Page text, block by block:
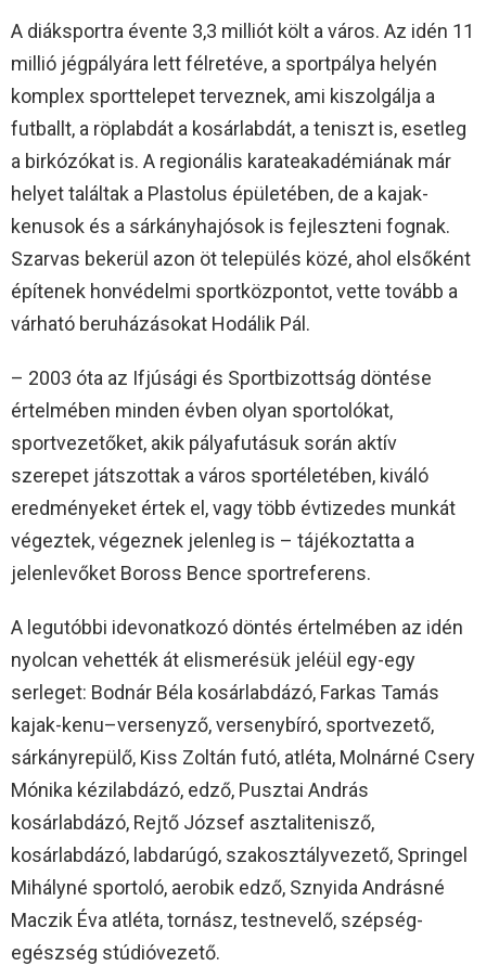
A diáksportra évente 3,3 milliót költ a város. Az idén 11
millió jégpályára lett félretéve, a sportpálya helyén
komplex sporttelepet terveznek, ami kiszolgálja a
futballt, a röplabdát a kosárlabdát, a teniszt is, esetleg
a birkózókat is. A regionális karateakadémiának már
helyet találtak a Plastolus épületében, de a kajak-
kenusok és a sárkányhajósok is fejleszteni fognak.
Szarvas bekerül azon öt település közé, ahol elsőként
építenek honvédelmi sportközpontot, vette tovább a
várható beruházásokat Hodálik Pál.
– 2003 óta az Ifjúsági és Sportbizottság döntése
értelmében minden évben olyan sportolókat,
sportvezetőket, akik pályafutásuk során aktív
szerepet játszottak a város sportéletében, kiváló
eredményeket értek el, vagy több évtizedes munkát
végeztek, végeznek jelenleg is – tájékoztatta a
jelenlevőket Boross Bence sportreferens.
A legutóbbi idevonatkozó döntés értelmében az idén
nyolcan vehették át elismerésük jeléül egy-egy
serleget: Bodnár Béla kosárlabdázó, Farkas Tamás
kajak-kenu–versenyző, versenybíró, sportvezető,
sárkányrepülő, Kiss Zoltán futó, atléta, Molnárné Csery
Mónika kézilabdázó, edző, Pusztai András
kosárlabdázó, Rejtő József asztalitenisző,
kosárlabdázó, labdarúgó, szakosztályvezető, Springel
Mihályné sportoló, aerobik edző, Sznyida Andrásné
Maczik Éva atléta, tornász, testnevelő, szépség-
egészség stúdióvezető.